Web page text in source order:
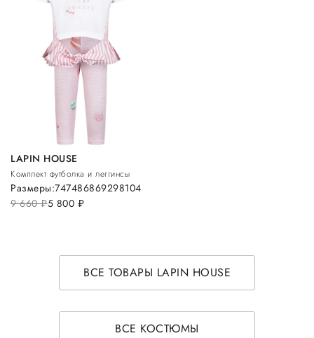
LAPIN HOUSE
Комплект футболка и леггинсы
9 660руб.5 800 руб.
Размеры:747486869298104
ВСЕ ТОВАРЫ LAPIN HOUSE
ВСЕ КОСТЮМЫ